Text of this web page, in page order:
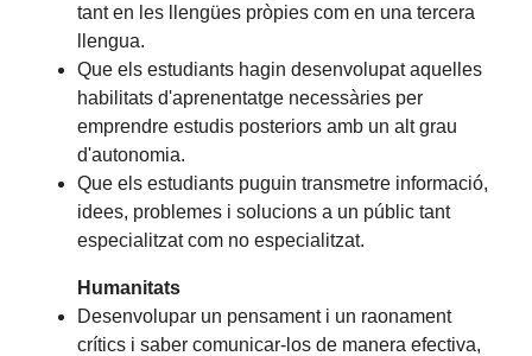
tant en les llengües pròpies com en una tercera
llengua.
Que els estudiants hagin desenvolupat aquelles
habilitats d'aprenentatge necessàries per
emprendre estudis posteriors amb un alt grau
d'autonomia.
Que els estudiants puguin transmetre informació,
idees, problemes i solucions a un públic tant
especialitzat com no especialitzat.
Humanitats
Desenvolupar un pensament i un raonament
crítics i saber comunicar-los de manera efectiva,